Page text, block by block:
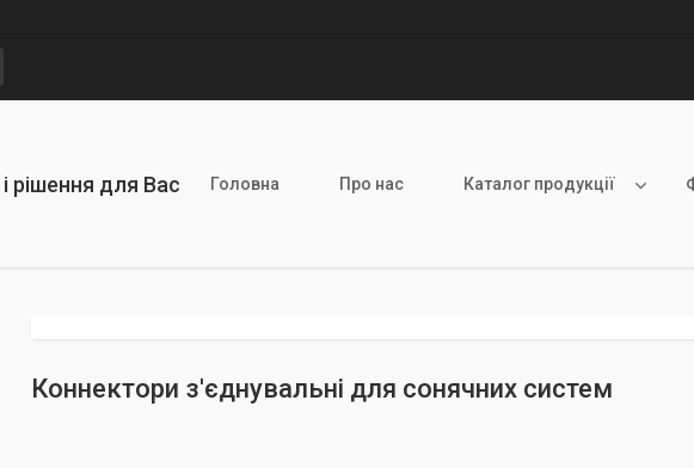
рішення для Вас Головна Про нас Каталог продукції
Коннектори з'єднувальні для сонячних систем